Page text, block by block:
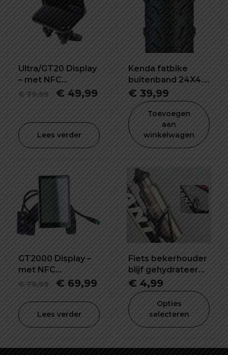
Ultra/GT20 Display
– met NFC
vergrendeling
€79,99
Oorspronkelijke
was:
€ 79,99.
€ 49,99 Huidige
€ 49,99.
Lees verder
Kenda fatbike
buitenband 24X4.0
inch K1188
€ 39,99
Toevoegen
aan
winkelwagen
GT2000 Display –
met NFC
vergrendeling
€79,99
Oorspronkelijke
was:
€ 79,99.
€ 69,99 Huidige
is:
€ 69,99.
Lees verder
Fiets bekerhouder
blijf gehydrateerd
tijdens het rijden
€ 4,99
Opties
selecteren